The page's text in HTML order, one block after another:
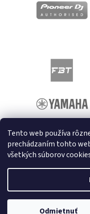
Tento web používa
prechádzaním tohto
všetkých súborov
Odmietnuť
Copyright 2026